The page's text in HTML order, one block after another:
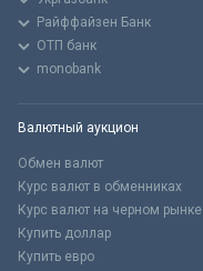
Райффайзен Банк
ОТП банк
monobank
Валютный аукцион
Обмен валют
Курс валют в обменниках
Курс валют на черном рынке
Купить доллар
Купить евро